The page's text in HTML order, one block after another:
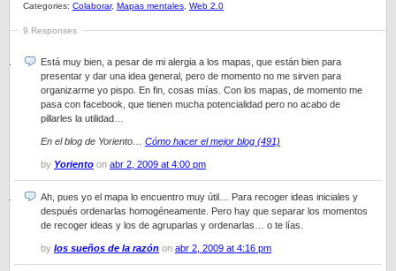
Categories: Colaborar, Mapas mentales Web 2.0
9 Responses
Está muy bien, a pesar de mi alergia a los mapas, que están bien para
presentar y dar una idea general, pero de momento no me sirven para
organizarme yo pispo. En fin, cosas mías. Con los mapas, de momento me
pasa con facebook, que tienen mucha potencialidad pero no acabo de
pillarles la utilidad…
En el blog de Yoriento… Cómo hacer el mejor blog (491)
by Yoriento on abr 2, 2009 at 4:00 pm
Ah, pues yo el mapa lo encuentro muy útil… Para recoger ideas iniciales y
después ordenarlas homogéneamente. Pero hay que separar los momentos
de recoger ideas y los de agruparlas y ordenarlas… o te lías.
by los sueños de la razón on abr 2, 2009 at 4:16 pm